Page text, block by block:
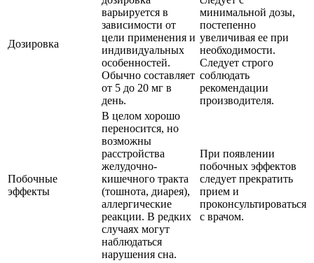
Дозировка
варьируется в
зависимости от
цели применения и
индивидуальных
особенностей.
Обычно составляет
от 5 до 20 мг в
день.
минимальной дозы,
постепенно
увеличивая ее при
необходимости.
Следует строго
соблюдать
рекомендации
производителя.
Побочные
эффекты
В целом хорошо
переносится, но
возможны
расстройства
желудочно-
кишечного тракта
(тошнота, диарея),
аллергические
реакции. В редких
случаях могут
наблюдаться
нарушения сна.
При появлении
побочных эффектов
следует прекратить
прием и
проконсультироваться
с врачом.